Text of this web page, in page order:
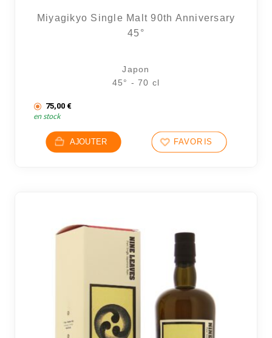
Miyagikyo Single Malt 90th Anniversary
45°
Japon
45° - 70 cl
75,00 €
en stock
AJOUTER FAVORIS